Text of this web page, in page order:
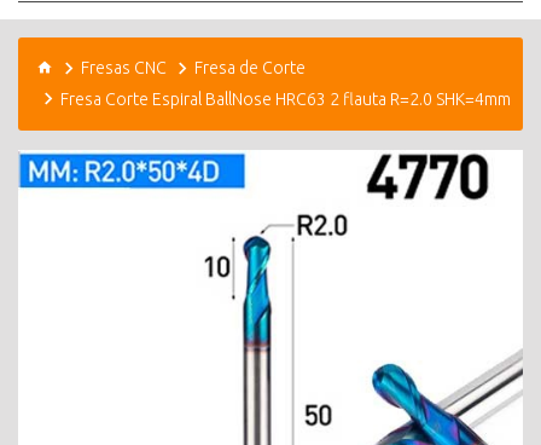
Fresas CNC
Fresa de Corte
Fresa Corte Espiral BallNose HRC63 2 flauta R=2.0 SHK=4mm